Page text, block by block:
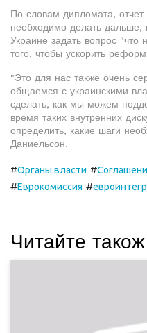
По словам дипломата, отчет
необходимо делать дальше,
Украине задать вопрос
того, чтобы ускорить
"Это для нас также очень
общаемся с украинскими
сделать, как мы можем
время таких внутренних
определить, какие шаги
Даниельсон.
#Органы власти #
#Еврокомиссия #
Читайте також